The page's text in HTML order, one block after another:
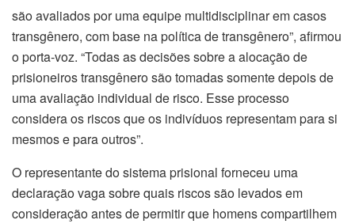
são avaliados por uma equipe multidisciplinar em casos
transgênero, com base na política de transgênero”, afirmou
o porta-voz. “Todas as decisões sobre a alocação de
prisioneiros transgênero são tomadas somente depois de
uma avaliação individual de risco. Esse processo
considera os riscos que os indivíduos representam para si
mesmos e para outros”.
O representante do sistema prisional forneceu uma
declaração vaga sobre quais riscos são levados em
consideração antes de permitir que homens compartilhem